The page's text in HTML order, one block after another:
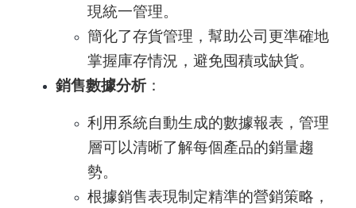
現統一管理。
簡化了存貨管理，幫助公司更準確地
掌握庫存情況，避免囤積或缺貨。
銷售數據分析 ：
利用系統自動生成的數據報表，管理
層可以清晰了解每個產品的銷量趨
勢。
根據銷售表現制定精準的營銷策略，